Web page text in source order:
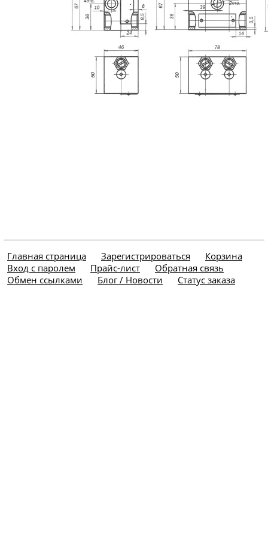
Главная страница Зарегистрироваться
Корзина
Вход с паролем
Прайс-лист
Обратная связь
Обмен ссылками
Блог / Новости Статус заказа